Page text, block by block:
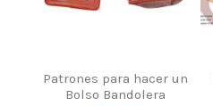
Patrones para hacer un
Bolso Bandolera